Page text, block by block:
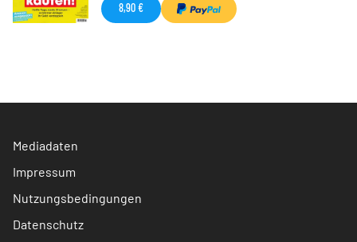
8,90 €
Mediadaten
Impressum
Nutzungsbedingungen
Datenschutz